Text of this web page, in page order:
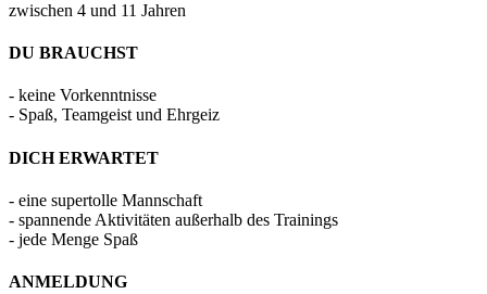
zwischen 4 und 11 Jahren
DU BRAUCHST
- keine Vorkenntnisse
- Spaß, Teamgeist und Ehrgeiz
DICH ERWARTET
- eine supertolle Mannschaft
- spannende Aktivitäten außerhalb des Trainings
- jede Menge Spaß
ANMELDUNG